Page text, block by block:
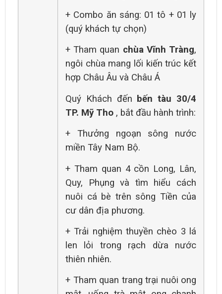
+ Combo ăn sáng: 01 tô + 01 ly
(quý khách tự chọn)
+ Tham quan chùa Vĩnh Tràng,
ngôi chùa mang lối kiến trúc kết
hợp Châu Âu và Châu Á
Quý Khách đến bến tàu 30/4
TP. Mỹ Tho , bắt đầu hành trình:
+ Thưởng ngoạn sông nước
miền Tây Nam Bộ.
+ Tham quan 4 cồn Long, Lân,
Quy, Phụngvà tìm hiểu cách
nuôi cá bè trên sông Tiền của
cư dân địa phương.
+ Trải nghiệm thuyền chèo 3 lá
len lỏi trong rạch dừa nước
thiên nhiên.
+ Tham quan trang trại nuôi ong